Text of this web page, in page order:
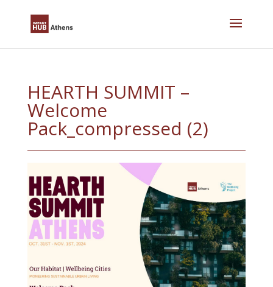
HEARTH SUMMIT –
Welcome
Pack_compressed (2)